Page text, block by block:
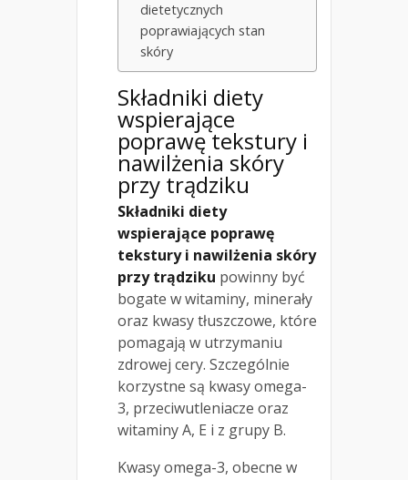
dietetycznych
poprawiających stan
skóry
Składniki diety
wspierające
poprawę tekstury i
nawilżenia skóry
przy trądziku
Składniki diety
wspierające poprawę
tekstury i nawilżenia skóry
przy trądziku powinny być
bogate w witaminy, minerały
oraz kwasy tłuszczowe, które
pomagają w utrzymaniu
zdrowej cery. Szczególnie
korzystne są kwasy omega-
3, przeciwutleniacze oraz
witaminy A, E i z grupy B.
Kwasy omega-3, obecne w